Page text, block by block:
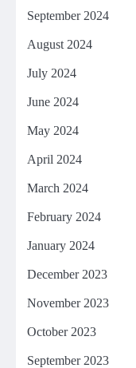
September 2024
August 2024
July 2024
June 2024
May 2024
April 2024
March 2024
February 2024
January 2024
December 2023
November 2023
October 2023
September 2023